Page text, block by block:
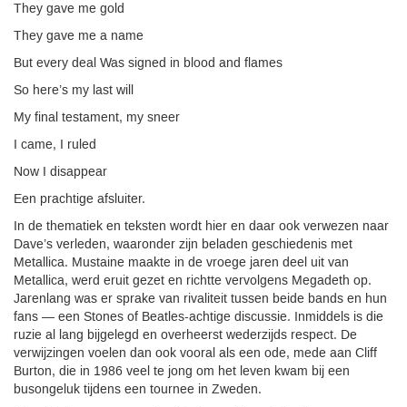
They gave me gold
They gave me a name
But every deal Was signed in blood and flames
So here’s my last will
My final testament, my sneer
I came, I ruled
Now I disappear
Een prachtige afsluiter.
In de thematiek en teksten wordt hier en daar ook verwezen naar
Dave’s verleden, waaronder zijn beladen geschiedenis met
Metallica. Mustaine maakte in de vroege jaren deel uit van
Metallica, werd eruit gezet en richtte vervolgens Megadeth op.
Jarenlang was er sprake van rivaliteit tussen beide bands en hun
fans — een Stones of Beatles-achtige discussie. Inmiddels is die
ruzie al lang bijgelegd en overheerst wederzijds respect. De
verwijzingen voelen dan ook vooral als een ode, mede aan Cliff
Burton, die in 1986 veel te jong om het leven kwam bij een
busongeluk tijdens een tournee in Zweden.